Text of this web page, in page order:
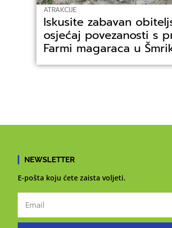
ATRAKCIJE
Iskusite zabavan
osjećaj povezanosti s
Farmi magaraca u
NEWSLETTER
E-pošta koju ćete zaista voljeti.